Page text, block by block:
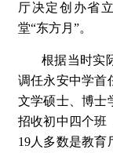
厅决定创办省
堂“东方月”。
根据当时实
调任永安中学首
文学硕士、博士
招收初中四个班
19人多数是教育